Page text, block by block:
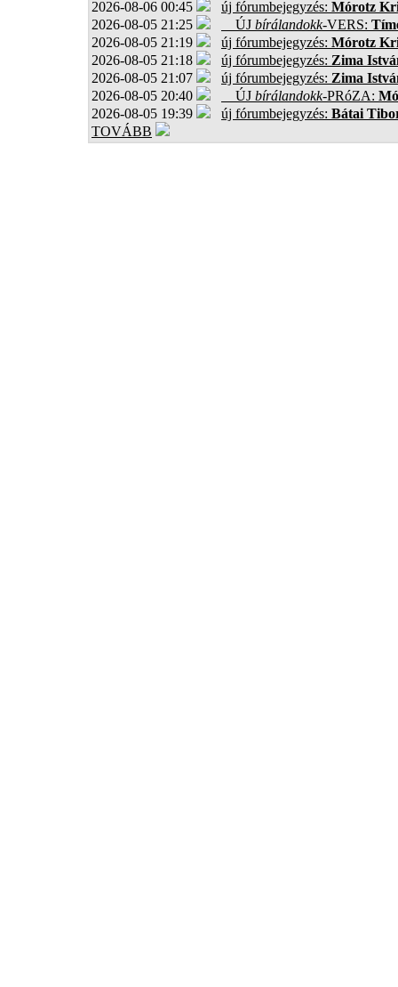
2026-08-06 00:45 új fórumbejegyzés: Mórotz
2026-08-05 21:25
ÚJ bírálandokk-VERS:
2026-08-05 21:19
új fórumbejegyzés: Mórotz
2026-08-05 21:18
új fórumbejegyzés: Zima
2026-08-05 21:07
új fórumbejegyzés: Zima
2026-08-05 20:40
ÚJ bírálandokk-PRóZA:
2026-08-05 19:39
új fórumbejegyzés: Bátai
TOVÁBB